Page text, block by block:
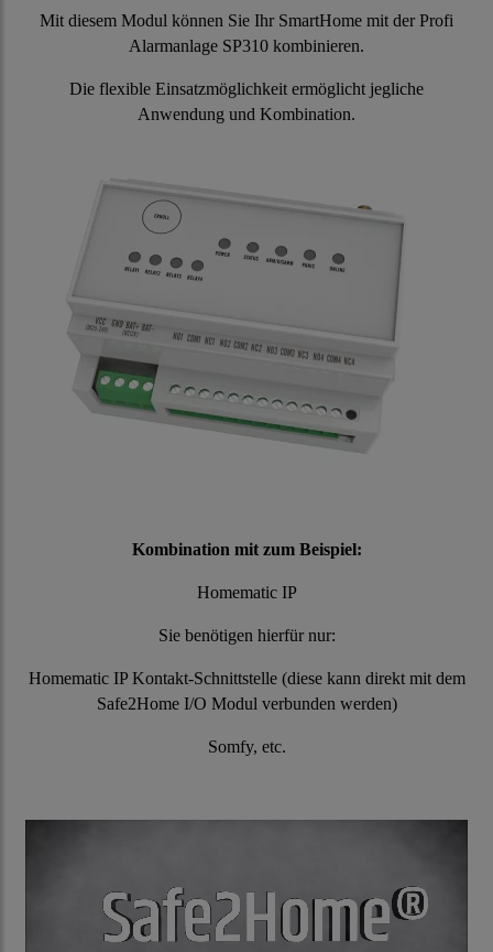
Mit diesem Modul können Sie Ihr SmartHome mit der Profi
Alarmanlage SP310 kombinieren.
Die flexible Einsatzmöglichkeit ermöglicht jegliche
Anwendung und Kombination.
Kombination mit zum Beispiel:
Homematic IP
Sie benötigen hierfür nur:
Homematic IP Kontakt-Schnittstelle (diese kann direkt mit dem
Safe2Home I/O Modul verbunden werden)
Somfy, etc.